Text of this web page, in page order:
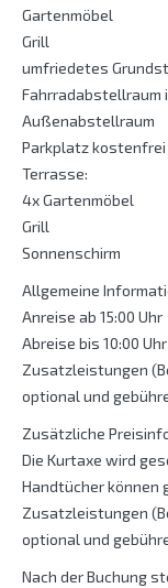
Gartenmöbel
Grill
umfriedetes
Fahrradabstellraum
Außenabstellraum
Parkplatz kostenfrei
Terrasse:
4x Gartenmöbel
Grill
Sonnenschirm
Allgemeine
Anreise ab 15:00 Uhr
Abreise bis 10:00 Uhr
Zusatzleistungen
optional und
Zusätzliche
Die Kurtaxe wird
Handtücher können
Zusatzleistungen
optional und
Nach der Buchung